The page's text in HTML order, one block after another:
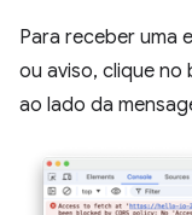
Para receber uma
ou aviso, clique no
ao lado da